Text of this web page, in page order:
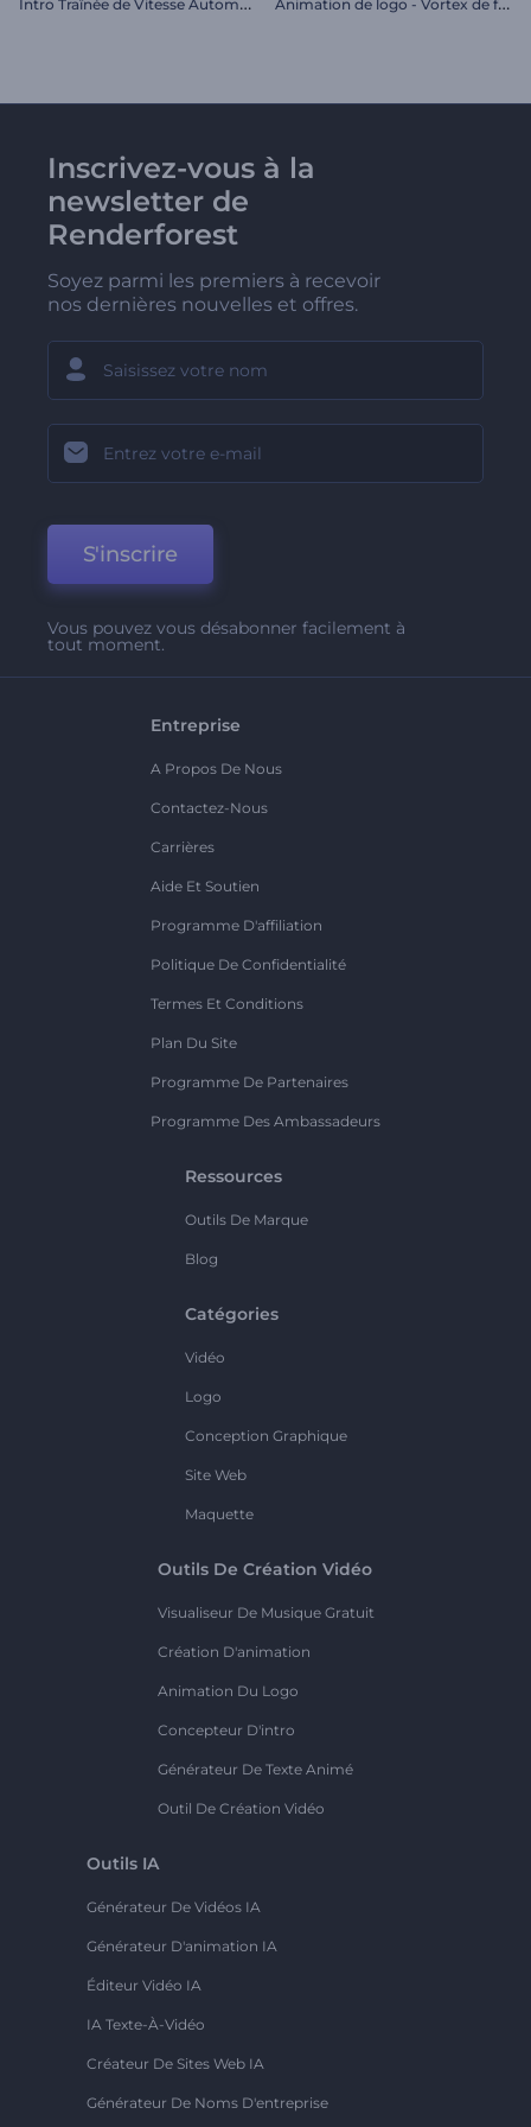
Inscrivez-vous à la
newsletter de
Renderforest
Soyez parmi les premiers à recevoir
nos dernières nouvelles et offres.
S'inscrire
Vous pouvez vous désabonner facilement à
tout moment.
Entreprise
A Propos De Nous
Contactez-Nous
Carrières
Aide Et Soutien
Programme D'affiliation
Politique De Confidentialité
Termes Et Conditions
Plan Du Site
Programme De Partenaires
Programme Des Ambassadeurs
Ressources
Outils De Marque
Blog
Catégories
Vidéo
Logo
Conception Graphique
Site Web
Maquette
Outils De Création Vidéo
Visualiseur De Musique Gratuit
Création D'animation
Animation Du Logo
Concepteur D'intro
Générateur De Texte Animé
Outil De Création Vidéo
Outils IA
Générateur De Vidéos IA
Générateur D'animation IA
Éditeur Vidéo IA
IA Texte-À-Vidéo
Créateur De Sites Web IA
Générateur De Noms D'entreprise